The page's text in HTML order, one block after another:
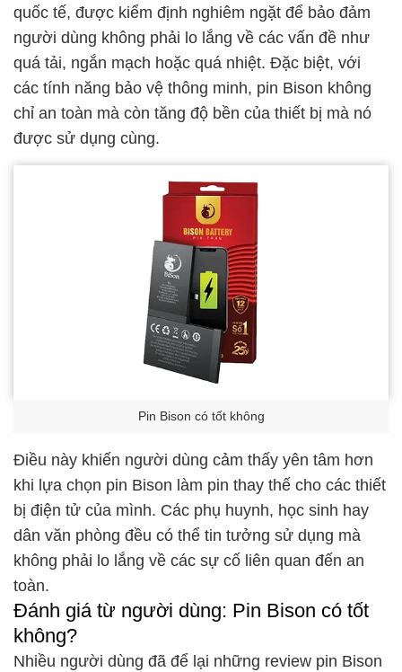
quốc tế, được kiểm định nghiêm ngặt để bảo đảm
người dùng không phải lo lắng về các vấn đề như
quá tải, ngắn mạch hoặc quá nhiệt. Đặc biệt, với
các tính năng bảo vệ thông minh, pin Bison không
chỉ an toàn mà còn tăng độ bền của thiết bị mà nó
được sử dụng cùng.
Pin Bison có tốt không
Điều này khiến người dùng cảm thấy yên tâm hơn
khi lựa chọn pin Bison làm pin thay thế cho các thiết
bị điện tử của mình. Các phụ huynh, học sinh hay
dân văn phòng đều có thể tin tưởng sử dụng mà
không phải lo lắng về các sự cố liên quan đến an
toàn.
Đánh giá từ người dùng: Pin Bison có tốt
không?
Nhiều người dùng đã để lại những review pin Bison